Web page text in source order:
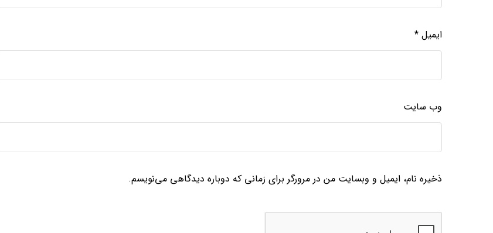
ایمیل *
وب‌ سایت
ذخیره نام، ایمیل و وبسایت من در مرورگر برای زمانی که دوباره دیدگاهی می‌نویسم.